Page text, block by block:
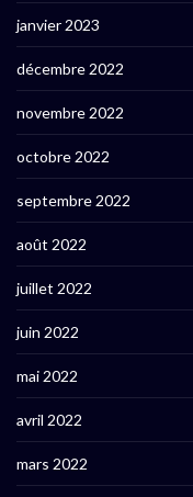
janvier 2023
décembre 2022
novembre 2022
octobre 2022
septembre 2022
août 2022
juillet 2022
juin 2022
mai 2022
avril 2022
mars 2022